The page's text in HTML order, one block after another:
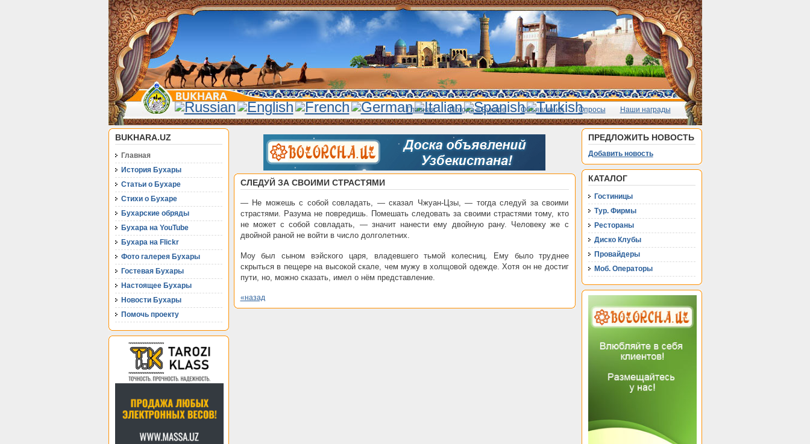
Главная Погода в Бухаре Объявления Опросы Наши награды
BUKHARA.UZ
Главная
История Бухары
Статьи о Бухаре
Стихи о Бухаре
Бухарские обряды
Бухара на YouTube
Бухара на Flickr
Фото галерея Бухары
Гостевая Бухары
Настоящее Бухары
Новости Бухары
Помочь проекту
СЛЕДУЙ ЗА СВОИМИ СТРАСТЯМИ
— Не можешь с собой совладать, — сказал Чжуан-Цзы, — тогда следуй за своими
страстями. Разума не повредишь. Помешать следовать за своими страстями тому, кто
не может с собой совладать, — значит нанести ему двойную рану. Человеку же с
двойной раной не войти в число долголетних.
Моу был сыном вэйского царя, владевшего тьмой колесниц. Ему было труднее
скрыться в пещере на высокой скале, чем мужу в холщовой одежде. Хотя он не достиг
пути, но, можно сказать, имел о нём представление.
«назад
ПРЕДЛОЖИТЬ НОВОСТЬ
Добавить новость
КАТАЛОГ
Гостиницы
Тур. Фирмы
Рестораны
Диско Клубы
Провайдеры
Моб. Операторы